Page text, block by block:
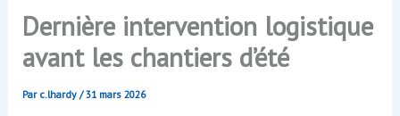
Dernière intervention logistique
avant les chantiers d’été
Par c.lhardy/31 mars 2026